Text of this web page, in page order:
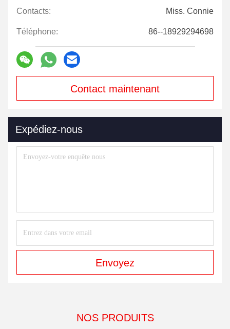
Contacts: Miss. Connie
Téléphone: 86--18929294698
Contact maintenant
Expédiez-nous
Envoyez
NOS PRODUITS